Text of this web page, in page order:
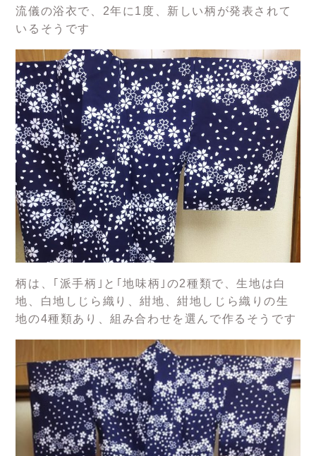
流儀の浴衣で、2年に1度、新しい柄が発表されて
いるそうです
柄は、｢派手柄｣と｢地味柄｣の2種類で、生地は白
地、白地しじら織り、紺地、紺地しじら織りの生
地の4種類あり、組み合わせを選んで作るそうです